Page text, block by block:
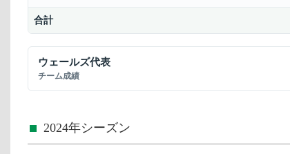
合計
ウェールズ代表
チーム成績
2024年シーズン